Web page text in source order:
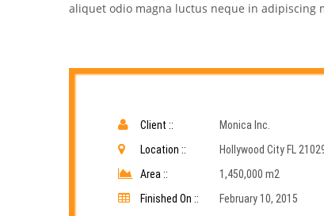
aliquet odio magna luctus neque in adipiscing
Client ::
Monica Inc.
Location ::
Hollywood City FL
Area ::
1,450,000 m2
Finished On ::
February 10, 2015